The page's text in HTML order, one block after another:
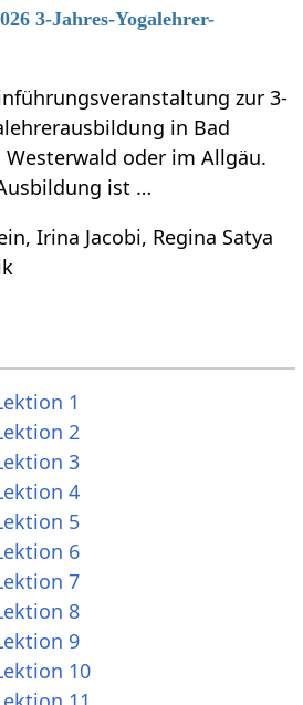
3-Jahres-Yogalehrer-
zur 3-
in Bad
oder im Allgäu.
ist …
Irina Jacobi, Regina Satya
1
2
3
4
5
6
7
8
9
10